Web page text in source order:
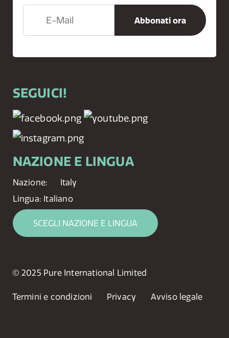
SEGUICI!
NAZIONE E LINGUA
Nazione:
Italy
Lingua: Italiano
SCEGLI NAZIONE E LINGUA
© 2025 Pure International Limited
Termini e condizioni Privacy Avviso legale